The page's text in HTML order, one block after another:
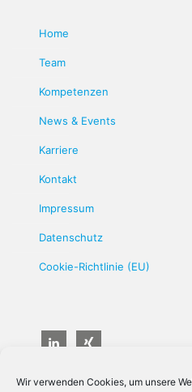
Wir verwenden Cookies, um unsere
Home
Team
Kompetenzen
News & Events
Karriere
Kontakt
Impressum
Datenschutz
Cookie-Richtlinie (EU)